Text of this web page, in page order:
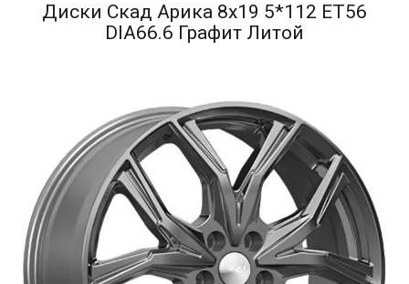
Хранение шин
Войти на сайт
+7(812)317-
17-
52
Пн-
Диски Скад Арика 8x19 5*112 ET56
DIA66.6 Графит Литой